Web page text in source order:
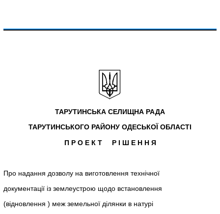
ТАРУТИНСЬКА СЕЛИЩНА РАДА
ТАРУТИНСЬКОГО РАЙОНУ ОДЕСЬКОЇ ОБЛАСТІ
П Р О Е К Т Р І Ш Е Н Н Я
Про надання дозволу на виготовлення технічної
документації із землеустрою щодо встановлення
(відновлення ) меж земельної ділянки в натурі